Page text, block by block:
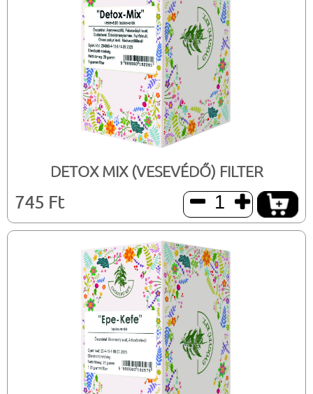
DETOX MIX (VESEVÉDŐ) FILTER
745 Ft  